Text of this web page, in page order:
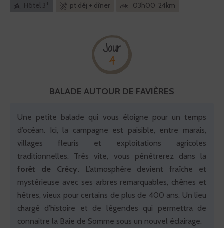
Hôtel 3* pt déj + dîner 03h00 24km
Jour
4
BALADE AUTOUR DE FAVIÈRES
Une petite balade qui vous éloigne pour un temps
d’océan. Ici, la campagne est paisible, entre marais,
villages fleuris et exploitations agricoles
traditionnelles. Très vite, vous pénétrerez dans la
forêt de Crécy.
L’atmosphère devient fraîche et
mystérieuse avec ses arbres remarquables, chênes et
hêtres, vieux pour certains de plus de 400 ans. Un lieu
chargé d’histoire et de légendes qui permettra de
connaitre la Baie de Somme sous un nouvel éclairage.